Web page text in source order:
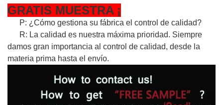
GRATIS MUESTRA ¡
P: ¿Cómo gestiona su fábrica el control de calidad?
R: La calidad es nuestra máxima prioridad. Siempre
damos gran importancia al control de calidad, desde la
materia prima hasta el envío.